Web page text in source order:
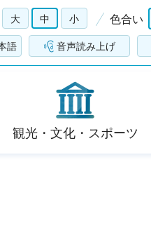
大 中 小 色合い
語 音声読み上げ
観光・文化・スポーツ